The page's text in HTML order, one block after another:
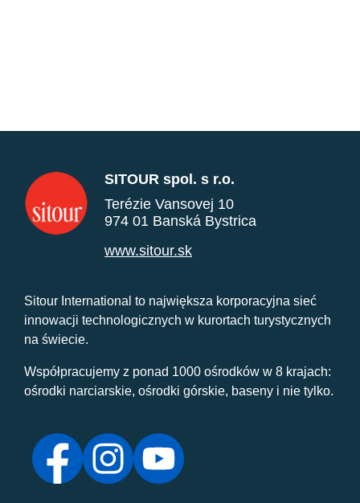
SITOUR spol. s r.o.
Terézie Vansovej 10
974 01 Banská Bystrica
www.sitour.sk
Sitour International to największa korporacyjna sieć
innowacji technologicznych w kurortach turystycznych
na świecie.
Współpracujemy z ponad 1000 ośrodków w 8 krajach:
ośrodki narciarskie, ośrodki górskie, baseny i nie tylko.